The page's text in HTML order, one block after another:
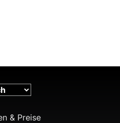
& Preise